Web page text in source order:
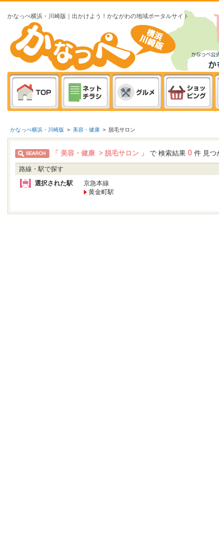
かなっぺ横浜・川崎版｜出かけよう！かながわの地域ポータルサイト
かなっぺ横浜・川崎版 > 美容・健康 > 脱毛サロン
「 美容・健康 > 脱毛サロン 」 で 検索結果 0 件 見つ
路線・駅で探す
選択された駅
京急本線
黄金町駅